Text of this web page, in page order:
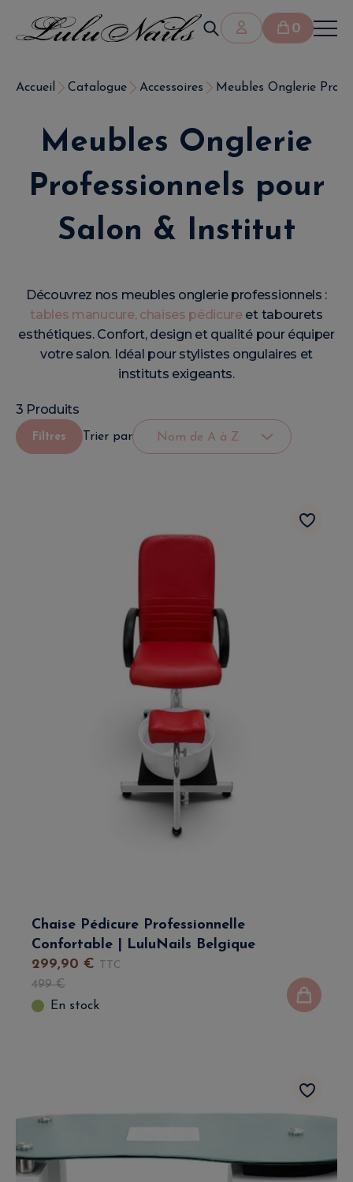
0
Accueil Catalogue Accessoires Meubles Onglerie
Meubles Onglerie
Professionnels pour
Salon & Institut
Découvrez nos meubles onglerie professionnels :
tables manucure, chaises pédicure et tabourets
esthétiques. Confort, design et qualité pour équiper
votre salon. Idéal pour stylistes ongulaires et
instituts exigeants.
3 Produits
Filtres Trier par
Chaise Pédicure Professionnelle
Confortable | LuluNails Belgique
299,90 € TTC
499€
En stock